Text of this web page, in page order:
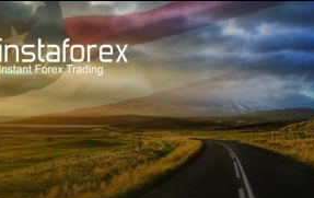
торговый счёт
Инвесторам